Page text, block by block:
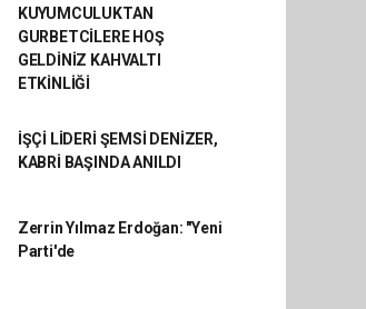
KUYUMCULUKTAN
GURBETCİLERE HOŞ
GELDİNİZ KAHVALTI
ETKİNLİĞİ
İŞÇİ LİDERİ ŞEMSİ DENİZER,
KABRİ BAŞINDA ANILDI
Zerrin Yılmaz Erdoğan: "Yeni
Parti'de